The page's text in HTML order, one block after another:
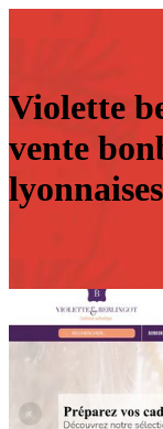
Violette
vente